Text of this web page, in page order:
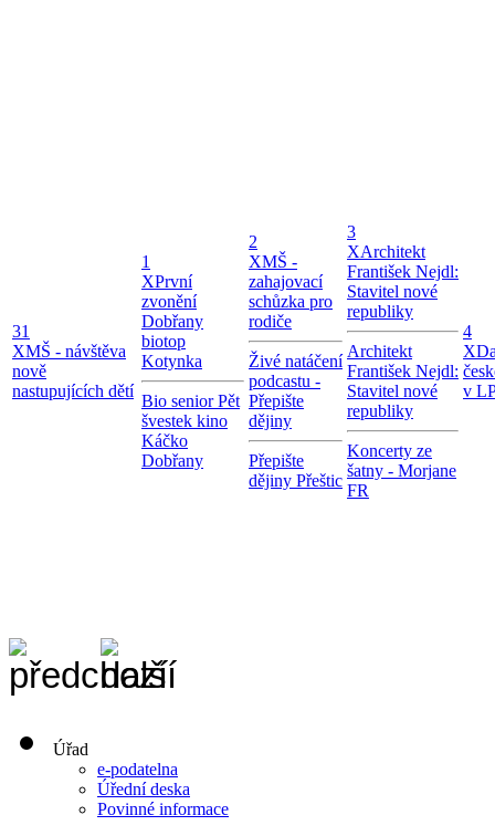
31
XMŠ - návštěva
nově
nastupujících dětí
1
XPrvní
zvonění
Dobřany
biotop
Kotynka
Bio senior Pět
švestek kino
Káčko
Dobřany
2
XMŠ -
zahajovací
schůzka pro
rodiče
Živé natáčení
podcastu -
Přepište
dějiny
Přepište
dějiny Přeštic
3
XArchitekt
František Nejdl:
Stavitel nové
republiky
Architekt
František Nejdl:
Stavitel nové
republiky
Koncerty ze
šatny - Morjane
FR
4
X
v
Úřad
e-podatelna
Úřední deska
Povinné informace